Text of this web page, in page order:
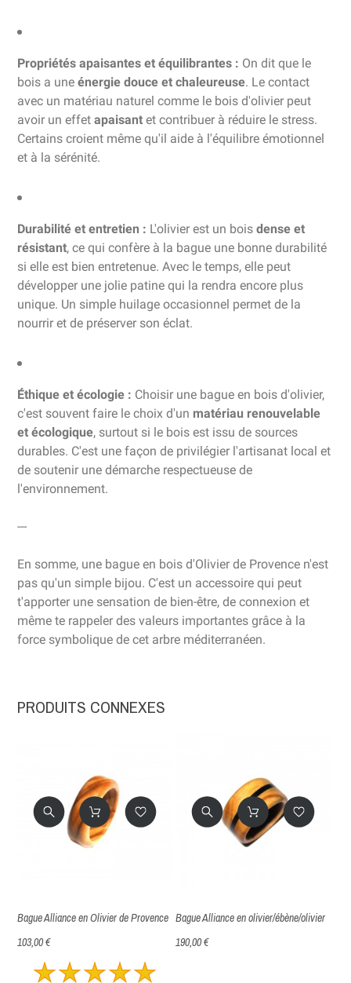
Propriétés apaisantes et équilibrantes : On dit que le
bois a uneénergie douce et chaleureuse. Le contact
avec un matériau naturel comme le bois d'olivier peut
avoir un effetapaisant et contribuer à réduire le stress.
Certains croient même qu'il aide à l'équilibre émotionnel
et à la sérénité.
Durabilité et entretien : L'olivier est un boisdense et
résistant, ce qui confère à la bague une bonne durabilité
si elle est bien entretenue. Avec le temps, elle peut
développer une jolie patine qui la rendra encore plus
unique. Un simple huilage occasionnel permet de la
nourrir et de préserver son éclat.
Éthique et écologie : Choisir une bague en bois d'olivier,
c'est souvent faire le choix d'un matériau renouvelable
et écologique, surtout si le bois est issu de sources
durables. C'est une façon de privilégier l'artisanat local et
de soutenir une démarche respectueuse de
l'environnement.
---
En somme, une bague en bois d'Olivier de Provence n'est
pas qu'un simple bijou. C'est un accessoire qui peut
t'apporter une sensation de bien-être, de connexion et
même te rappeler des valeurs importantes grâce à la
force symbolique de cet arbre méditerranéen.
PRODUITS CONNEXES
Bague Alliance en Olivier de Provence
103,00 €
Bague Alliance en olivier/ébène/olivier
190,00 €